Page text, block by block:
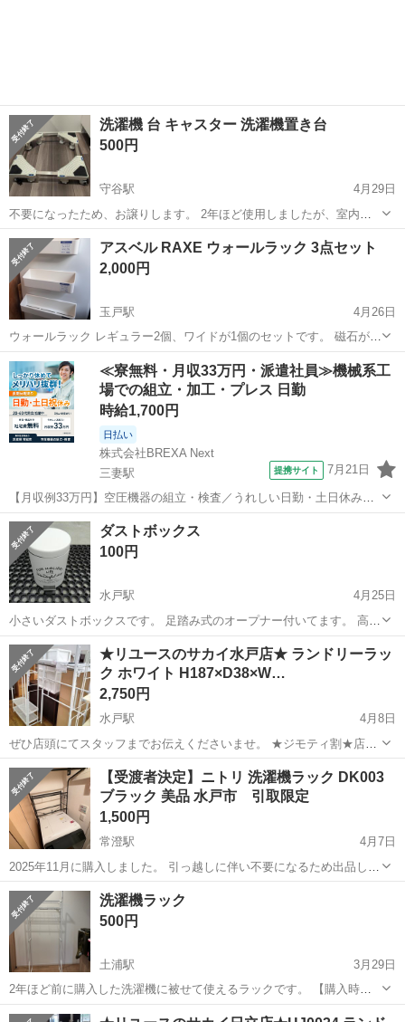
洗濯機 台 キャスター 洗濯機置き台
500円
守谷駅
4月29日
​不要になったため、お譲りします。 2年ほど使用しましたが、室内利
用のため比較的綺麗な状態です。 ​【商品詳細】 ​ブランド: Airblue ​使用
期間: 約2年 ​サイズ: 幅/奥行 46.5cm〜68cm（伸縮調整可...
茨城 守谷市 収納家具 キャスター
アスベル RAXE ウォールラック 3点セット
2,000円
玉戸駅
4月26日
ウォールラック レギュラー2個、ワイドが1個のセットです。 磁石が結
構強めでしっかり固定出来ます。 元値がレギュラー1個1500円くら
い、ワイドが2000円くらいだったと記憶しておりますのでお得かと思
われます。 一度軽い清...
茨城 筑西市 玉戸駅 収納家具 ウォール
≪寮無料・月収33万円・派遣社員≫機械系工
場での組立・加工・プレス 日勤
時給1,700円
日払い
株式会社BREXA Next
三妻駅
提携サイト 7月21日
【月収例33万円】空圧機器の組立・検査／うれしい日勤・土日休み／
無料の社宅付き◎ 人気の工場のお仕事 ◇空気圧制御機器製品の組立・
検査作業◇ ・調整機器の組立作業 ★工場未経験者でも安心して働ける
環境になります。 ★細...
茨城 常総市 三妻駅 その他
ダストボックス
100円
水戸駅
4月25日
小さいダストボックスです。 足踏み式のオープナー付いてます。 高さ
24センチ、直径18センチくらいです。 ちょっとしたところのゴミ箱に
いかがでしょうか。 よろしくお願い致します〜！ 受け渡しは水戸市酒
門町を予定...
茨城 水戸市 水戸駅 収納家具 ダストボックス
★リユースのサカイ水戸店★ ランドリーラッ
ク ホワイト H187×D38×W…
2,750円
水戸駅
4月8日
ぜひ店頭にてスタッフまでお伝えくださいませ。 ★ジモティ割★店頭
ご購入の際に「ジモティを見た」と言っていただくとジモティ限定価
格（掲載価格の10%OFF）でご購入が可能です。 ■引越でおなじみ、
サカイ引越センターのリユー...
茨城 水戸市 水戸駅 収納家具 サカイ
【受渡者決定】ニトリ 洗濯機ラック DK003
ブラック 美品 水戸市 引取限定
1,500円
常澄駅
4月7日
2025年11月に購入しました。 引っ越しに伴い不要になるため出品しま
す。 【商品】 ニトリ 洗濯機ラック DK003 ブラック ニトリ商品ペー
ジ https://www.nitori-net.jp/ec/product/...
茨城 水戸市 常澄駅 収納家具
洗濯機ラック
500円
土浦駅
3月29日
2年ほど前に購入した洗濯機に被せて使えるラックです。 【購入時価
格】5000円ぐらい 【サイズ 幅60-93×奥行53×高182cm 【傷などの状
茨城 土浦市 土浦駅 収納家具 ラック